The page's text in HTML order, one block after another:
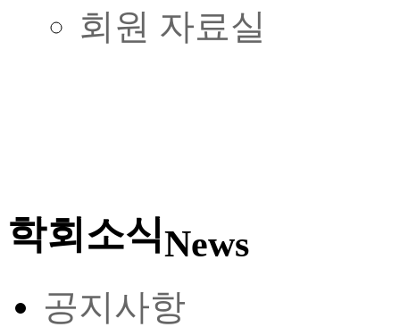
회원 자료실
학회소식News
공지사항